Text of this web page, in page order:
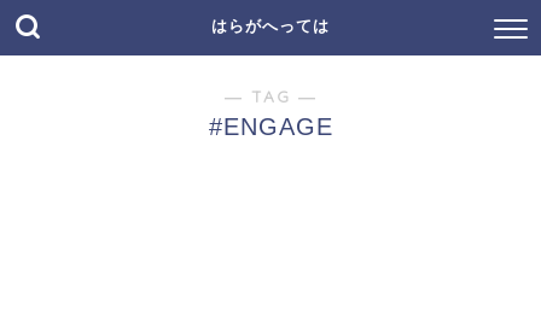
はらがへっては
― TAG ―
#ENGAGE